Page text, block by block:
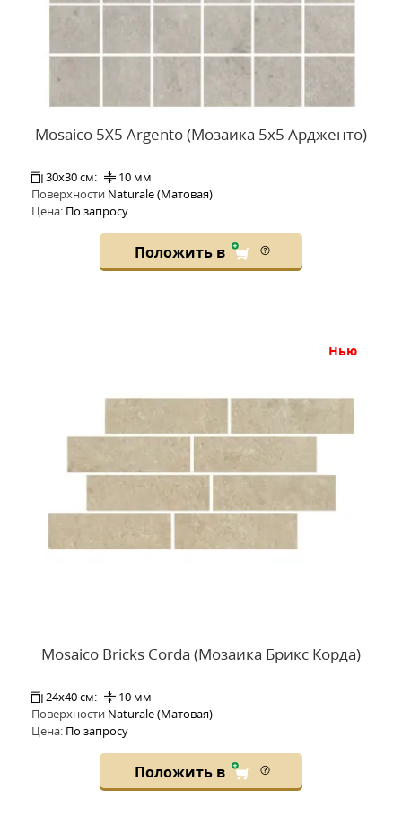
Mosaico 5X5 Argento (Мозаика 5x5 Ардженто)
30x30 см:
10 мм
Поверхности Naturale (Матовая)
Цена: По запросу
Положить в
нью
Mosaico Bricks Corda (Мозаика Брикс Корда)
24x40 см:
10 мм
Поверхности Naturale (Матовая)
Цена: По запросу
Положить в